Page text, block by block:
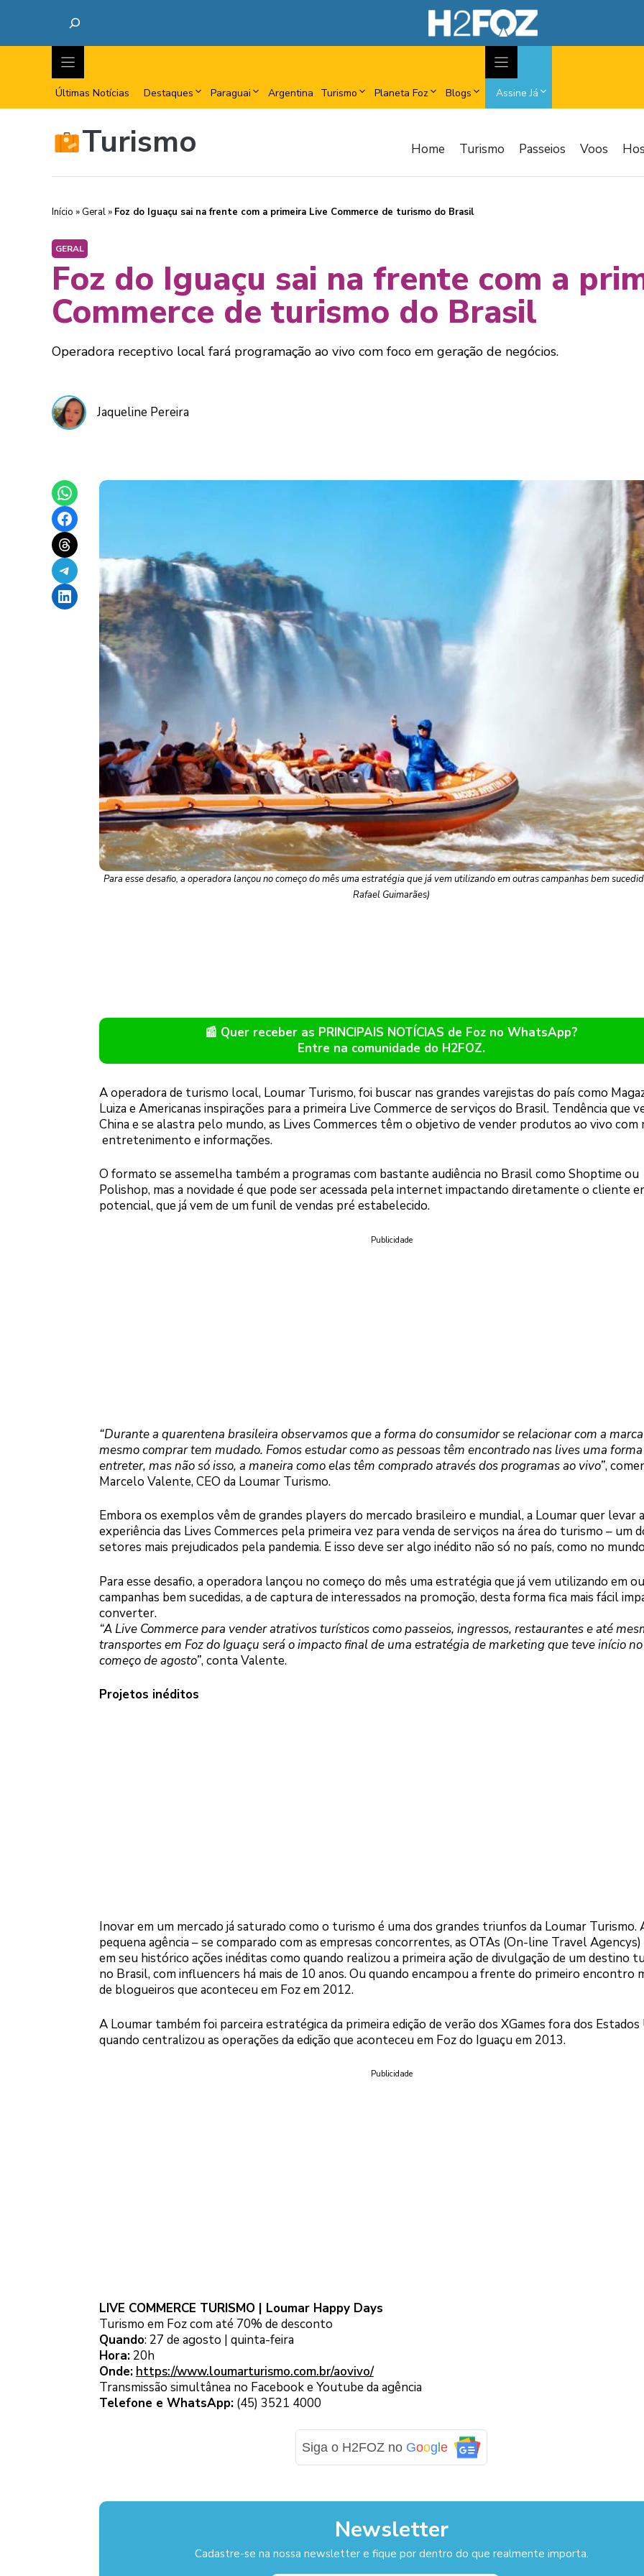
Últimas Notícias Destaques Paraguai Argentina Turismo Planeta Foz Blogs Assine Já
Turismo Home Turismo Passeios Voos
Início » Geral » Foz do Iguaçu sai na frente com a primeira Live Commerce de turismo do Brasil
GERAL
Foz do Iguaçu sai na frente com a
Commerce de turismo do Brasil
Operadora receptivo local fará programação ao vivo com foco em geração de negócios.
Jaqueline Pereira
Share on WhatsApp
Share on Facebook
Share on Threads
Share on Telegram
Share on LinkedIn
Para esse desafio, a operadora lançou no começo do mês uma estratégia que já vem utilizando em outras campanhas bem
Rafael Guimarães)
📰 Quer receber as PRINCIPAIS NOTÍCIAS de Foz no WhatsApp?
Entre na comunidade do H2FOZ.
A operadora de turismo local, Loumar Turismo, foi buscar nas grandes varejistas do país como
Luiza e Americanas inspirações para a primeira Live Commerce de serviços do Brasil. Tendência que
China e se alastra pelo mundo, as Lives Commerces têm o objetivo de vender produtos ao vivo com
entretenimento e informações.
O formato se assemelha também a programas com bastante audiência no Brasil como Shoptime ou
Polishop, mas a novidade é que pode ser acessada pela internet impactando diretamente o cliente
potencial, que já vem de um funil de vendas pré estabelecido.
Publicidade
“Durante a quarentena brasileira observamos que a forma do consumidor se relacionar com a
mesmo comprar tem mudado. Fomos estudar como as pessoas têm encontrado nas lives uma
entreter, mas não só isso, a maneira como elas têm comprado através dos programas ao vivo”,
Marcelo Valente, CEO da Loumar Turismo.
Embora os exemplos vêm de grandes players do mercado brasileiro e mundial, a Loumar quer levar a
experiência das Lives Commerces pela primeira vez para venda de serviços na área do turismo – um
setores mais prejudicados pela pandemia. E isso deve ser algo inédito não só no país, como no
Para esse desafio, a operadora lançou no começo do mês uma estratégia que já vem utilizando em
campanhas bem sucedidas, a de captura de interessados na promoção, desta forma fica mais fácil
converter.
“A Live Commerce para vender atrativos turísticos como passeios, ingressos, restaurantes e até
transportes em Foz do Iguaçu será o impacto final de uma estratégia de marketing que teve início no
começo de agosto”, conta Valente.
Projetos inéditos
Inovar em um mercado já saturado como o turismo é uma dos grandes triunfos da Loumar Turismo.
pequena agência – se comparado com as empresas concorrentes, as OTAs (On-line Travel
em seu histórico ações inéditas como quando realizou a primeira ação de divulgação de um destino
no Brasil, com influencers há mais de 10 anos. Ou quando encampou a frente do primeiro encontro
de blogueiros que aconteceu em Foz em 2012.
A Loumar também foi parceira estratégica da primeira edição de verão dos XGames fora dos Estados
quando centralizou as operações da edição que aconteceu em Foz do Iguaçu em 2013.
Publicidade
LIVE COMMERCE TURISMO | Loumar Happy Days
Turismo em Foz com até 70% de desconto
Quando: 27 de agosto | quinta-feira
Hora:20h
Onde: https://www.loumarturismo.com.br/aovivo/
Transmissão simultânea no Facebook e Youtube da agência
Telefone e WhatsApp:(45) 3521 4000
Siga o H2FOZ no Goog le
Newsletter
Cadastre-se na nossa newsletter e fique por dentro do que realmente importa.